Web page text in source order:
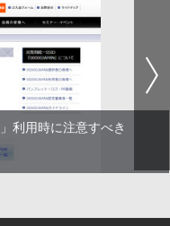
利用時に注意すべき